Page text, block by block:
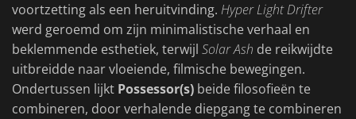
voortzetting als een heruitvinding. Hyper Light Drifter
werd geroemd om zijn minimalistische verhaal en
beklemmende esthetiek, terwijl Solar Ash de reikwijdte
uitbreidde naar vloeiende, filmische bewegingen.
Ondertussen lijkt Possessor(s) beide filosofieën te
combineren, door verhalende diepgang te combineren